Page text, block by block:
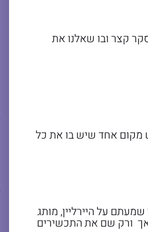
קצר ובו שאלנו את
מקום אחד שיש בו את כל
על היירליין, מותג
אך ורק שם את התכשירים